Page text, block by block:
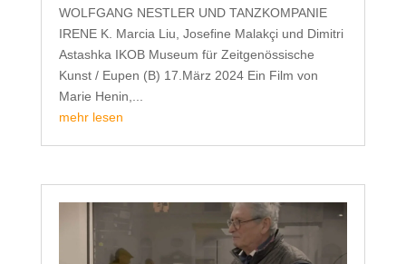
WOLFGANG NESTLER UND TANZKOMPANIE
IRENE K. Marcia Liu, Josefine Malakçi und Dimitri
Astashka IKOB Museum für Zeitgenössische
Kunst / Eupen (B) 17.März 2024 Ein Film von
Marie Henin,...
mehr lesen